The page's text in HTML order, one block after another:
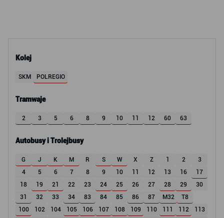
Kolej
SKM POLREGIO
Tramwaje
2 3 5 6 8 9 10 11 12 60 63
Autobusy i Trolejbusy
G J K M R S W X Z 1 2
3
4
5 6 7 8 9 10 11 12 13 16
17
18
19 21 22 23 24 25 26 27 28 29
30
31
32 33 34 83 84 85 86 87 M32
T8
100
102 104 105 106 107 108 109 110 111 112
113